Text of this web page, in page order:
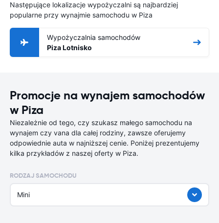
Następujące lokalizacje wypożyczalni są najbardziej
popularne przy wynajmie samochodu w Piza
Wypożyczalnia samochodów
Piza Lotnisko
Promocje na wynajem samochodów
w Piza
Niezależnie od tego, czy szukasz małego samochodu na
wynajem czy vana dla całej rodziny, zawsze oferujemy
odpowiednie auta w najniższej cenie. Poniżej prezentujemy
kilka przykładów z naszej oferty w Piza.
RODZAJ SAMOCHODU
Mini